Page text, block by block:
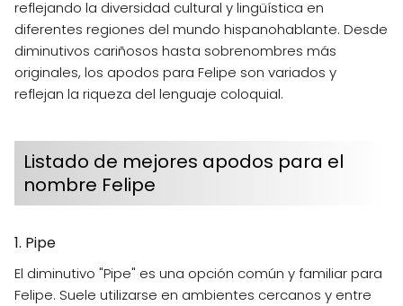
reflejando la diversidad cultural y lingüística en
diferentes regiones del mundo hispanohablante. Desde
diminutivos cariñosos hasta sobrenombres más
originales, los apodos para Felipe son variados y
reflejan la riqueza del lenguaje coloquial.
Listado de mejores apodos para el
nombre Felipe
1. Pipe
El diminutivo "Pipe" es una opción común y familiar para
Felipe. Suele utilizarse en ambientes cercanos y entre